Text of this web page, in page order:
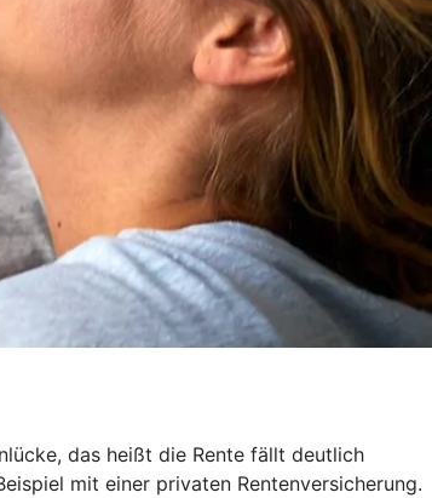
das heißt die Rente fällt deutlich
mit einer privaten Rentenversicherung.